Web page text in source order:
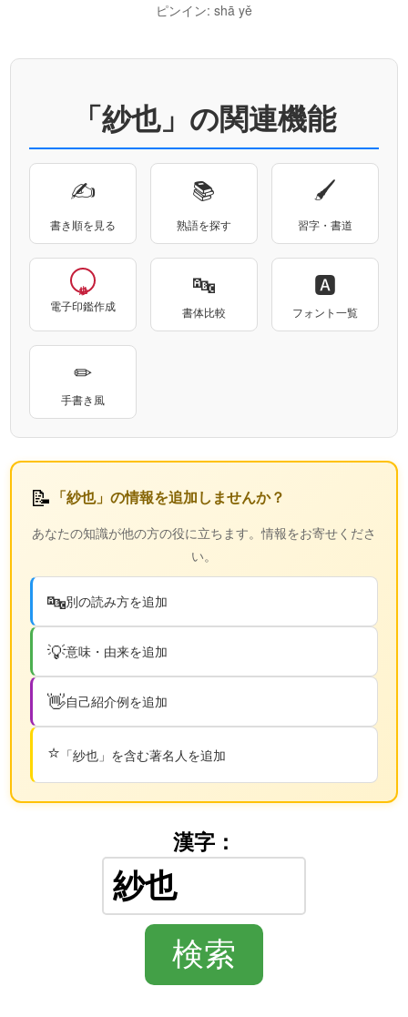
ピンイン: shā yě
「紗也」の関連機能
✍
書き順を見る
📚
熟語を探す
🖌
習字・書道
電子印鑑作成
🔤
書体比較
🅰
フォント一覧
✏
手書き風
📝 「紗也」の情報を追加しませんか？
あなたの知識が他の方の役に立ちます。情報をお寄せくださ
い。
🔤別の読み方を追加
💡意味・由来を追加
👋自己紹介例を追加
⭐ 「紗也」を含む著名人を追加
漢字：